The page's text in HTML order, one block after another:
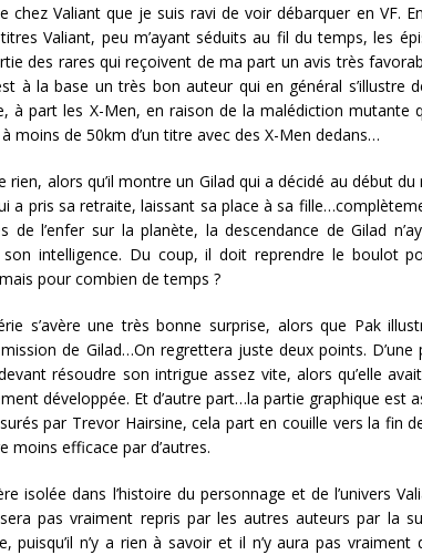
chez Valiant que je suis ravi de voir débarquer en VF.
Valiant, peu m’ayant séduits au fil du temps, les
des rares qui reçoivent de ma part un avis très
à la base un très bon auteur qui en général s’illustre
à part les X-Men, en raison de la malédiction mutante
moins de 50km d’un titre avec des X-Men dedans…
alors qu’il montre un Gilad qui a décidé au début du
a pris sa retraite, laissant sa place à sa
l’enfer sur la planète, la descendance de Gilad
intelligence. Du coup, il doit reprendre le boulot
pour combien de temps ?
s’avère une très bonne surprise, alors que Pak
de Gilad…On regrettera juste deux points.
résoudre son intrigue assez vite, alors qu’elle
développée. Et d’autre part…la partie graphique est
par Trevor Hairsine, cela part en couille vers la fin
moins efficace par d’autres.
isolée dans l’histoire du personnage et de l’univers
pas vraiment repris par les autres auteurs par la
puisqu’il n’y a rien à savoir et il n’y aura pas vraiment